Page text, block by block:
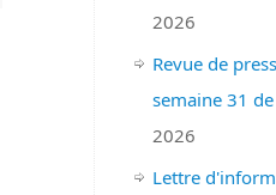
2026
Revue de
semaine 31
2026
Lettre